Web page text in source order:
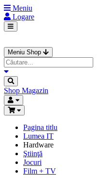
Meniu
Logare
Meniu Shop
Shop Magazin
Pagina titlu
Lumea IT
Hardware
Ştiinţă
Jocuri
Film + TV